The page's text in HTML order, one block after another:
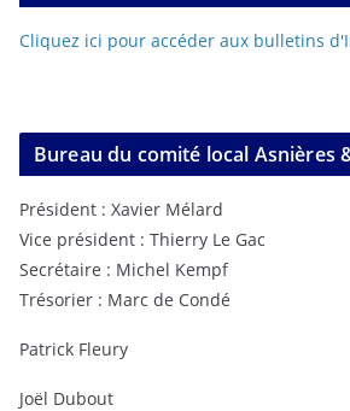
Cliquez ici pour accéder aux bulletins
Bureau du comité local Asnières
Président : Xavier Mélard
Vice président : Thierry Le Gac
Secrétaire : Michel Kempf
Trésorier : Marc de Condé
Patrick Fleury
Joël Dubout